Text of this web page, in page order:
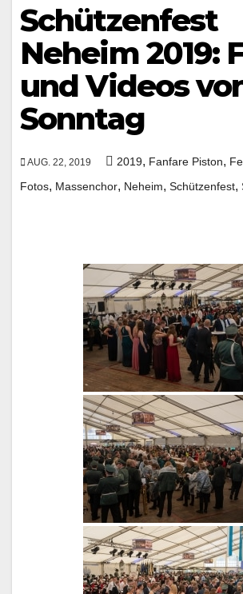
Schützenfest
Neheim 2019:
und Videos
Sonntag
AUG. 22, 2019 2019, Fanfare Piston,
Fotos, Massenchor, Neheim, Schützenfest,